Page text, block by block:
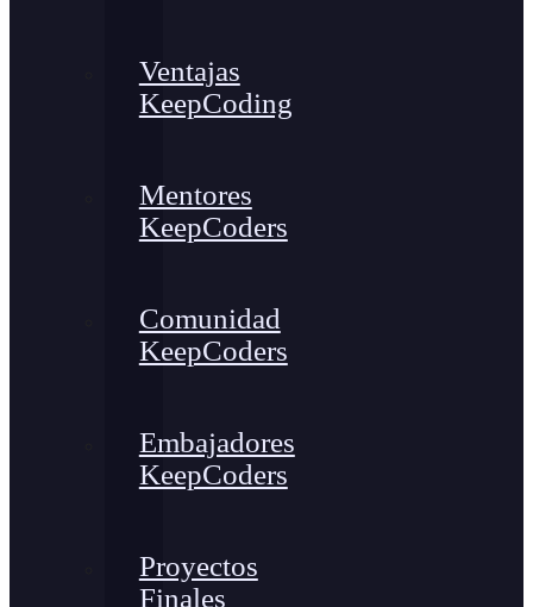
Ventajas
KeepCoding
Mentores
KeepCoders
Comunidad
KeepCoders
Embajadores
KeepCoders
Proyectos
Finales